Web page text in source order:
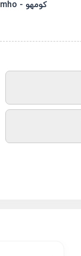
کومهو - Kumho